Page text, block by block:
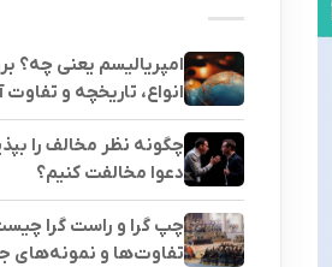
امپریالیسم یعنی چه؟
انواع، تاریخچه و تفاوت
چگونه نظر مخالف را
دعوا مخالفت کنیم؟
چپ گرا و راست گرا
تفاوت‌ها و نمونه‌های